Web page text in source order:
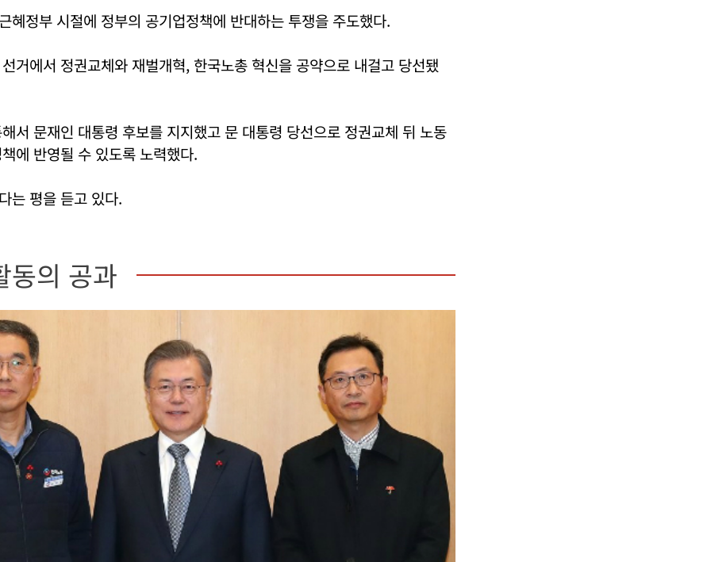
혜정부 시절에 정부의 공기업정책에 반대하는 투쟁을 주도했다.
거에서 정권교체와 재벌개혁, 한국노총 혁신을 공약으로 내걸고 당선됐
서 문재인 대통령 후보를 지지했고 문 대통령 당선으로 정권교체 뒤 노동
에 반영될 수 있도록 노력했다.
는 평을 듣고 있다.
동의 공과